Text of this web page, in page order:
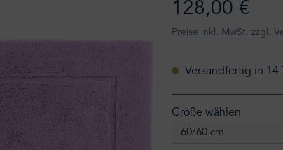
128,00 €
Preise inkl. MwSt. zzgl.
Versandfertig in 14
Größe wählen